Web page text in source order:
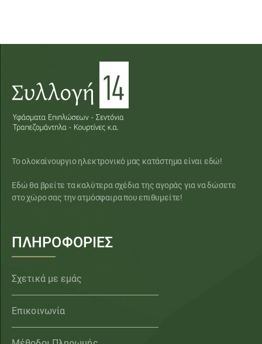
Το ολοκαίνουργιο ηλεκτρονικό μας κατάστημα είναι εδώ!
Εδώ θα βρείτε τα καλύτερα σχέδια της αγοράς για να δώσετε
στο χώρο σας την ατμόσφαιρα που επιθυμείτε!
ΠΛΗΡΟΦΟΡΙΕΣ
Σχετικά με εμάς
Επικοινωνία